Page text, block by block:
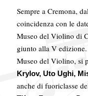
Sempre a Cremona,
coincidenza con le
Museo del Violino di
giunto alla V
Museo del Violino, si
Krylov, Uto Ughi,
anche di fuoriclasse